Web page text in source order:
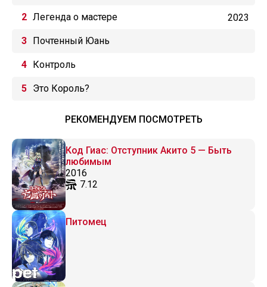
Легенда о мастере 2023
Почтенный Юань
Контроль
Это Король?
РЕКОМЕНДУЕМ ПОСМОТРЕТЬ
Код Гиас: Отступник Акито 5 — Быть
любимым
2016
7.12
Питомец